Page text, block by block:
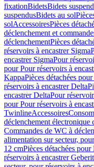
fixationBidetsBidets
suspendusBidets au sol
solAccessoiresPièces
déclenchement et
déclenchementPièces
réservoirs à encastrer Sigma
encastrer SigmaPour
pour Pour réservoirs à
KappaPièces détachées
réservoirs à encastrer Delta
encastrer DeltaPour
pour Pour réservoirs à
TwinlineAccessoires
déclenchement électronique
Commandes de WC à
alimentation sur secteur,
12 cmPièces détachées
réservoirs à encastrer